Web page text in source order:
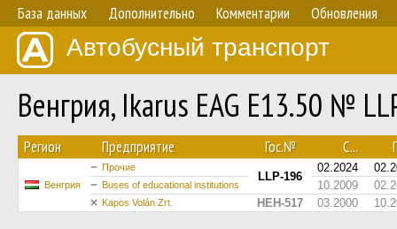
База данных Дополнительно Комментарии Обновления
Автобусный транспорт
Венгрия, Ikarus EAG E13.50 №
Регион Предприятие Гос.№ С...
Венгрия
Прочие
LLP-196
02.2024
Buses of educational institutions 10.2009
Kapos Volán Zrt. HEH-517 03.2000